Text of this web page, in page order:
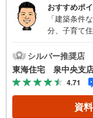
おすすめポ
「建築条件
分、子育て
り、車の出
む住まいづ
央エリアを
いて》お仕
時間外でも
ます！《
シルバー推奨店
東海住宅 泉中央支
4.71
資